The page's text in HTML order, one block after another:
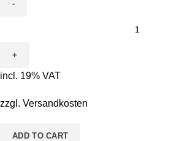
Ausmalen
-
Udo
quantity
incl. 19% VAT
zzgl. Versandkosten
ADD TO CART